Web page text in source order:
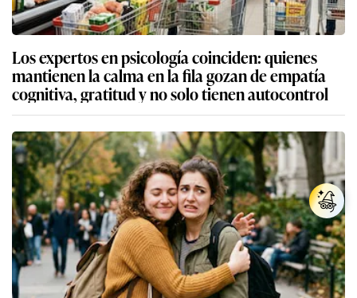
Los expertos en psicología coinciden: quienes
mantienen la calma en la fila gozan de empatía
cognitiva, gratitud y no solo tienen autocontrol